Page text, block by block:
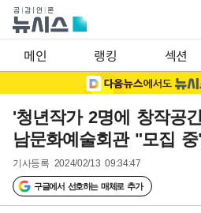
메인 랭킹 섹션
'청년작가 2명에 창작공
남문화예술회관 "모집
기사등록 2024/02/13 09:34:47
구글에서 선호하는 매체로 추가